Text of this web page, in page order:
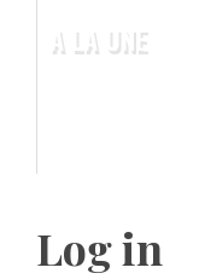
A LA UNE
Log in